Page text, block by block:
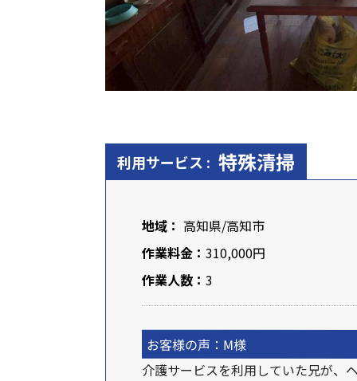
利用サービス : 特殊清掃
地域： 高知県/高知市
作業料金： 310,000円
作業人数： 3
お客様の声：M様
介護サービスを利用していた兄が、